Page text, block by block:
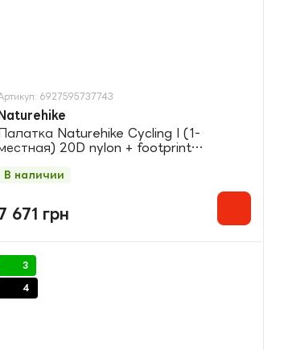
6927595737743
Naturehike
Палатка Naturehike Cycling I (1-
20D nylon + footprint
671 грн
В наличии
3
4